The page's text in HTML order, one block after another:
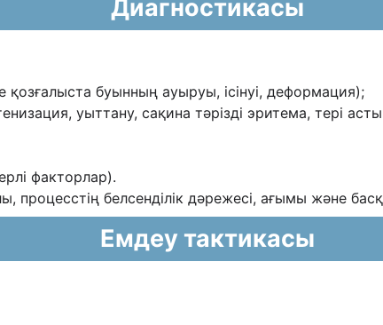
Диагностикасы
буынның ауыруы, ісінуі, деформация);
уыттану, сақина тəрізді эритема, тері
факторлар).
процесстің белсенділік дəрежесі, ағымы жəне
Емдеу тактикасы